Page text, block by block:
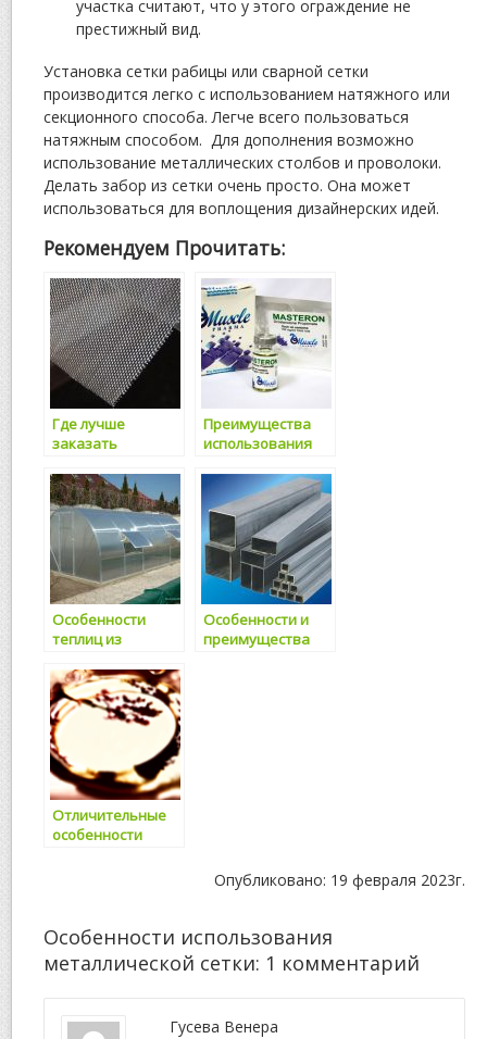
участка считают, что у этого ограждение не
престижный вид.
Установка сетки рабицы или сварной сетки
производится легко с использованием натяжного или
секционного способа. Легче всего пользоваться
натяжным способом. Для дополнения возможно
использование металлических столбов и проволоки.
Делать забор из сетки очень просто. Она может
использоваться для воплощения дизайнерских идей.
Рекомендуем Прочитать:
Где лучше
заказать
сетку
Преимущества
использования
гидравлической
тележки
Особенности
теплиц из
Особенности и
преимущества
Отличительные
особенности
Опубликовано: 19 февраля 2023г.
Особенности использования
металлической сетки: 1 комментарий
Гусева Венера